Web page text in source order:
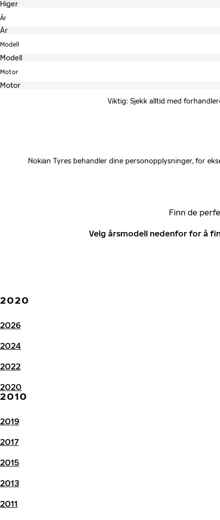
År
Modell
Motor
Viktig: Sjekk alltid med
Nokian Tyres behandler dine personopplysninger, for
Finn de
Velg årsmodell nedenfor for å
2020
2026
2024
2022
2020
2010
2019
2017
2015
2013
2011